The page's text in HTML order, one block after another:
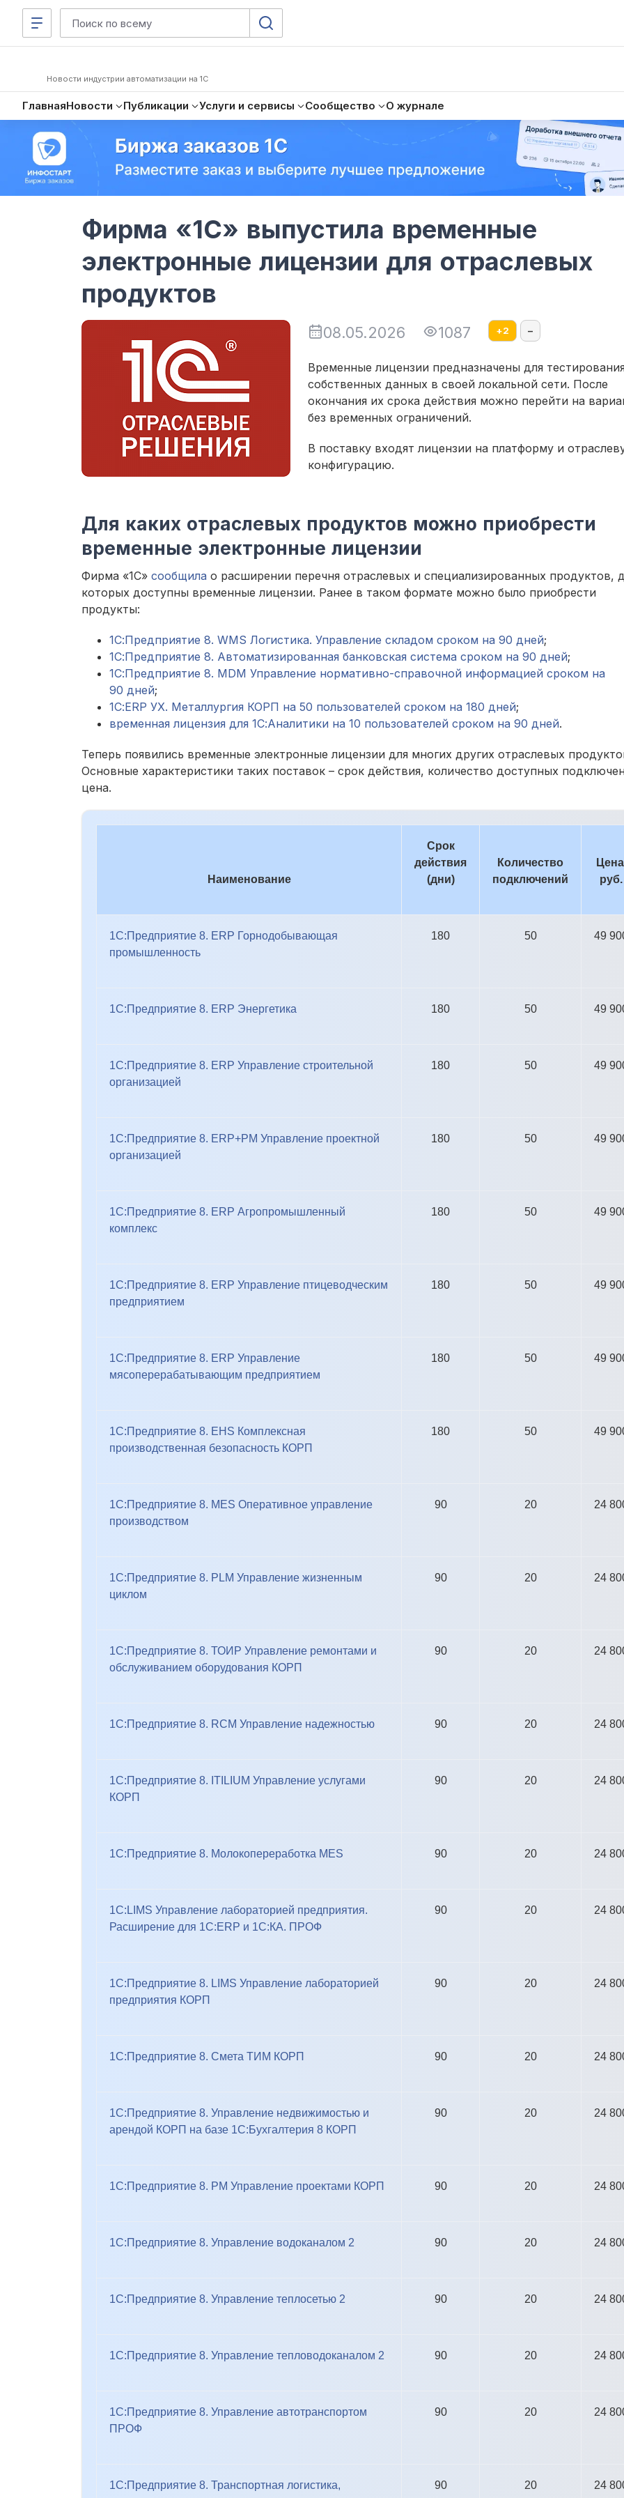
Новости индустрии автоматизации на 1С
ГлавнаяНовости Публикации Услуги и сервисы Сообщество О журнале
Фирма «1С» выпустила временные
электронные лицензии для отраслевых
продуктов
08.05.2026 1087 +2 –
Временные лицензии предназначены для
собственных данных в своей локальной сети. После
окончания их срока действия можно перейти на
без временных ограничений.
В поставку входят лицензии на платформу и
конфигурацию.
Для каких отраслевых продуктов можно приобрести
временные электронные лицензии
Фирма «1С» сообщила о расширении перечня отраслевых и специализированных продуктов,
которых доступны временные лицензии. Ранее в таком формате можно было приобрести
продукты:
1С:Предприятие 8. WMS Логистика. Управление складом сроком на 90 дней;
1С:Предприятие 8. Автоматизированная банковская система сроком на 90 дней;
1С:Предприятие 8. MDM Управление нормативно-справочной информацией сроком на
90 дней;
1С:ERP УХ. Металлургия КОРП на 50 пользователей сроком на 180 дней;
временная лицензия для 1С:Аналитики на 10 пользователей сроком на 90 дней.
Теперь появились временные электронные лицензии для многих других отраслевых
Основные характеристики таких поставок – срок действия, количество доступных
цена.
Наименование
Срок
действия
(дни)
Количество
подключений
руб.
1С:Предприятие 8. ERP Горнодобывающая
промышленность
180 50 49
1С:Предприятие 8. ERP Энергетика 180 50 49
1С:Предприятие 8. ERP Управление строительной
организацией
180 50 49
1С:Предприятие 8. ERP+PM Управление проектной
организацией
180 50 49
1С:Предприятие 8. ERP Агропромышленный
комплекс
180 50 49
1С:Предприятие 8. ERP Управление птицеводческим
предприятием
180 50 49
1С:Предприятие 8. ERP Управление
мясоперерабатывающим предприятием
180 50 49
1С:Предприятие 8. EHS Комплексная
производственная безопасность КОРП
180 50 49
1С:Предприятие 8. MES Оперативное управление
производством
90 20 24
1С:Предприятие 8. PLM Управление жизненным
циклом
90 20 24
1С:Предприятие 8. ТОИР Управление ремонтами и
обслуживанием оборудования КОРП
90 20 24
1С:Предприятие 8. RCM Управление надежностью 90 20 24
1С:Предприятие 8. ITILIUM Управление услугами
КОРП
90 20 24
1С:Предприятие 8. Молокопереработка MES 90 20 24
1С:LIMS Управление лабораторией предприятия.
Расширение для 1С:ERP и 1С:КА. ПРОФ
90 20 24
1С:Предприятие 8. LIMS Управление лабораторией
предприятия КОРП
90 20 24
1С:Предприятие 8. Смета ТИМ КОРП 90 20 24
1С:Предприятие 8. Управление недвижимостью и
арендой КОРП на базе 1С:Бухгалтерия 8 КОРП
90 20 24
1С:Предприятие 8. PM Управление проектами КОРП 90 20 24
1С:Предприятие 8. Управление водоканалом 2 90 20 24
1С:Предприятие 8. Управление теплосетью 2 90 20 24
1С:Предприятие 8. Управление тепловодоканалом 2 90 20 24
1С:Предприятие 8. Управление автотранспортом
ПРОФ
90 20 24
1С:Предприятие 8. Транспортная логистика,
90 20 24